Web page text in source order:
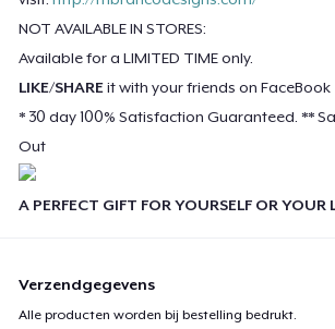
NOT AVAILABLE IN STORES:
Available for a LIMITED TIME only.
LIKE/SHAREit with your friends on FaceBook
* 30 day 100% Satisfaction Guaranteed. **
Out
A PERFECT GIFT FOR YOURSELF OR YOUR
Verzendgegevens
Alle producten worden bij bestelling bedrukt.
Women's Flowy Tank Top
Premium Tank Top
Women's Boyfriend Tee
US$ 23,99